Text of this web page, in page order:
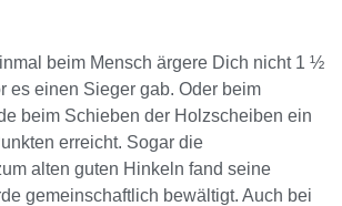
beim Mensch ärgere Dich nicht 1 ½
es einen Sieger gab. Oder beim
beim Schieben der Holzscheiben ein
erreicht. Sogar die
alten guten Hinkeln fand seine
gemeinschaftlich bewältigt. Auch bei